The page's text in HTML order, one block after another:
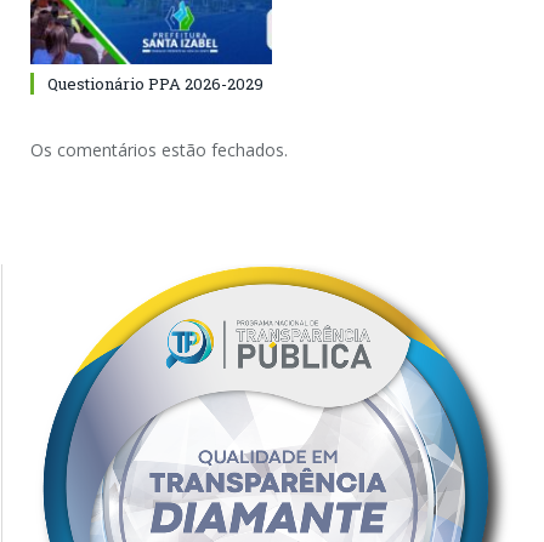
Questionário PPA 2026-2029
Os comentários estão fechados.